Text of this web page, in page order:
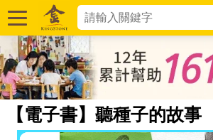
【電子書】聽種子的故事